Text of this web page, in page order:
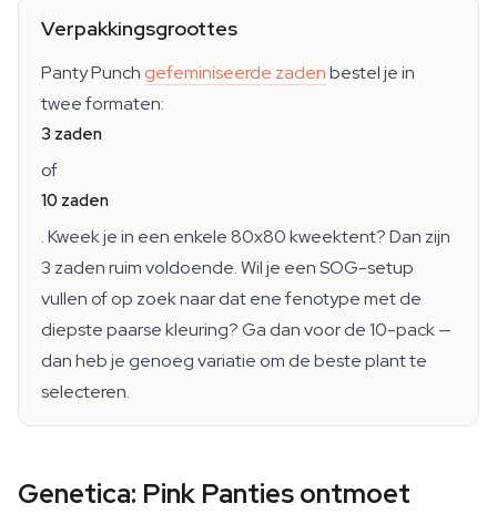
Verpakkingsgroottes
Panty Punch gefeminiseerde zadenbestel je in
twee formaten:
3 zaden
of
10 zaden
. Kweek je in een enkele 80x80 kweektent? Dan zijn
3 zaden ruim voldoende. Wil je een SOG-setup
vullen of op zoek naar dat ene fenotype met de
diepste paarse kleuring? Ga dan voor de 10-pack —
dan heb je genoeg variatie om de beste plant te
selecteren.
Genetica: Pink Panties ontmoet